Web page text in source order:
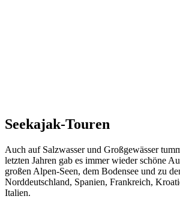
Seekajak-Touren
Auch auf Salzwasser und Großgewässer
letzten Jahren gab es immer wieder schöne
großen Alpen-Seen, dem Bodensee und zu
Norddeutschland, Spanien, Frankreich,
Italien.